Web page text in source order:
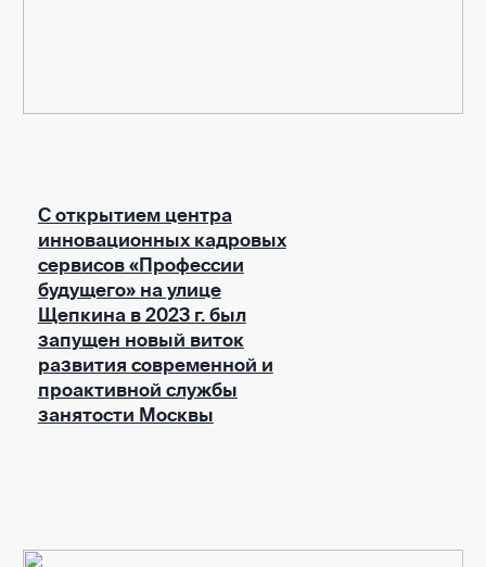
С открытием центра
инновационных кадровых
сервисов «Профессии
будущего» на улице
Щепкина в 2023 г. был
запущен новый виток
развития современной и
проактивной службы
занятости Москвы